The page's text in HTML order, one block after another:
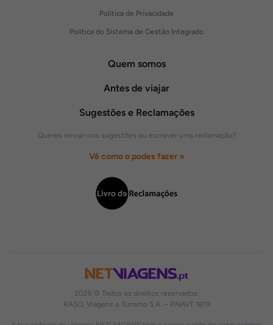
2026 © Todos os direitos reservados:
RASO, Viagens e Turismo S.A. – RNAVT 1819
Política de Privacidade
Política do Sistema de Gestão Integrado
Quem somos
Antes de viajar
Sugestões e Reclamações
Queres enviar-nos sugestões ou escrever uma reclamação?
Vê como o podes fazer »